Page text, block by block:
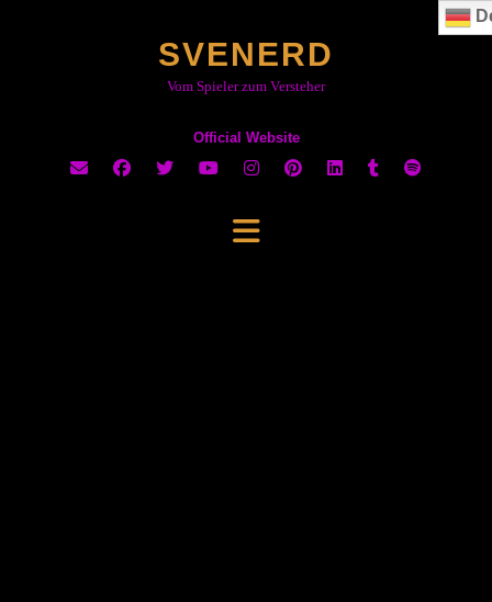
SVENERD
Vom Spieler zum Versteher
Official Website